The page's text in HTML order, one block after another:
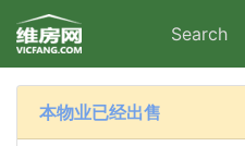
Search
本物业已经出售